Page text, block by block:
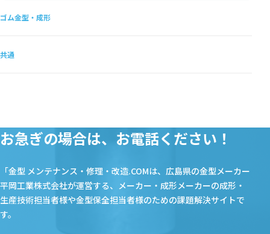
ゴム金型・成形
共通
お急ぎの場合は、お電話ください！
「金型 メンテナンス・修理・改造.COMは、広島県の金型メーカー
平岡工業株式会社が運営する、メーカー・成形メーカーの成形・
生産技術担当者様や金型保全担当者様のための課題解決サイトで
す。